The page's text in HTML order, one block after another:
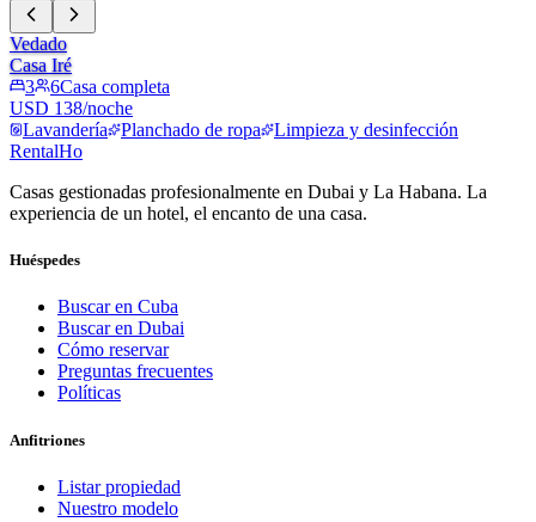
Vedado
Casa Iré
3
6Casa completa
USD 138/noche
Lavandería
Planchado de ropa
Limpieza y desinfección
RentalHo
Casas gestionadas profesionalmente en Dubai y La Habana. La
experiencia de un hotel, el encanto de una casa.
Huéspedes
Buscar en Cuba
Buscar en Dubai
Cómo reservar
Preguntas frecuentes
Políticas
Anfitriones
Listar propiedad
Nuestro modelo